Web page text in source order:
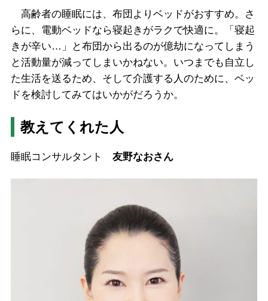
高齢者の睡眠には、布団よりベッドがおすすめ。さ
らに、電動ベッドなら寝起きがラクで快適に。「寝起
きが辛い…」と布団から出るのが億劫になってしまう
と活動量が減ってしまいかねない。いつまでも自立し
た生活を送るため、そして介護する人のために、ベッ
ドを検討してみてはいかがだろうか。
教えてくれた人
睡眠コンサルタント 友野なおさん